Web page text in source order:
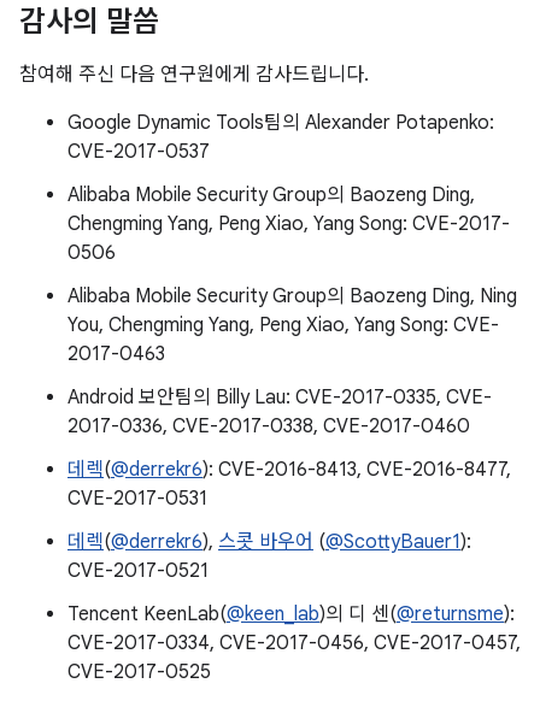
감사의 말씀
참여해 주신 다음 연구원에게 감사드립니다.
Google Dynamic Tools팀의 Alexander Potapenko:
CVE-2017-0537
Alibaba Mobile Security Group의 Baozeng Ding,
Chengming Yang, Peng Xiao, Yang Song: CVE-2017-
0506
Alibaba Mobile Security Group의 Baozeng Ding, Ning
You, Chengming Yang, Peng Xiao, Yang Song: CVE-
2017-0463
Android 보안팀의 Billy Lau: CVE-2017-0335, CVE-
2017-0336, CVE-2017-0338, CVE-2017-0460
데렉(@derrekr6): CVE-2016-8413, CVE-2016-8477,
CVE-2017-0531
데렉(@derrekr6), 스콧 바우어 (@ScottyBauer1):
CVE-2017-0521
Tencent KeenLab(@keen_lab)의 디 센(@returnsme):
CVE-2017-0334, CVE-2017-0456, CVE-2017-0457,
CVE-2017-0525